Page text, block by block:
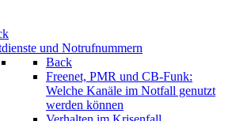
und Notrufnummern
Back
Freenet, PMR und CB-Funk:
Welche Kanäle im Notfall genutzt
werden können